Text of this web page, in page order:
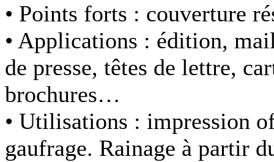
• Points forts : couverture
• Applications : édition,
de presse, têtes de lettre,
brochures…
• Utilisations : impression
gaufrage. Rainage à partir